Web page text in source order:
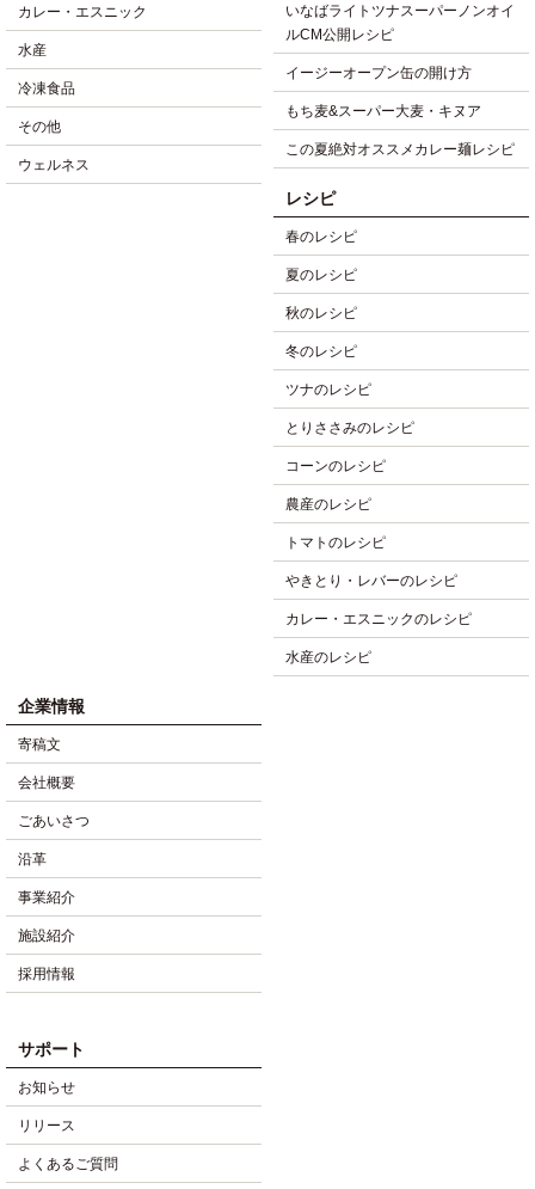
カレー・エスニック
水産
冷凍食品
その他
ウェルネス
いなばライトツナスーパーノンオイ
ルCM公開レシピ
イージーオープン缶の開け方
もち麦&スーパー大麦・キヌア
この夏絶対オススメカレー麺レシピ
レシピ
春のレシピ
夏のレシピ
秋のレシピ
冬のレシピ
ツナのレシピ
とりささみのレシピ
コーンのレシピ
農産のレシピ
トマトのレシピ
やきとり・レバーのレシピ
カレー・エスニックのレシピ
水産のレシピ
企業情報
寄稿文
会社概要
ごあいさつ
沿革
事業紹介
施設紹介
採用情報
サポート
お知らせ
リリース
よくあるご質問